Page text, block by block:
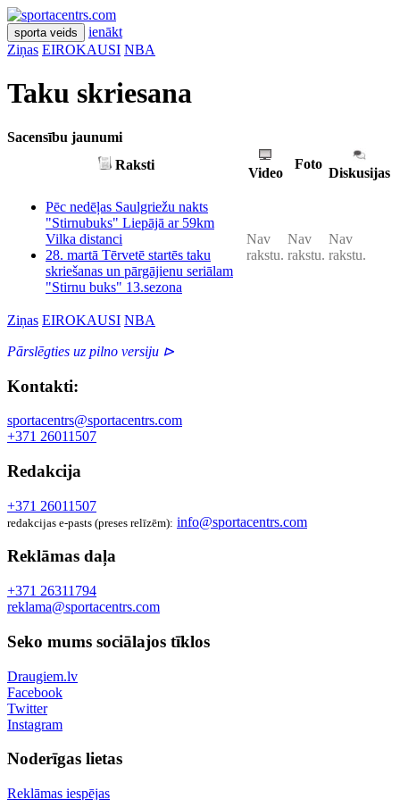
sporta veids
ienākt
Ziņas EIROKAUSI NBA
Taku skriesana
Sacensību jaunumi
Raksti
Video
Foto
Diskusijas
Pēc nedēļas Saulgriežu nakts
"Stirnubuks" Liepājā ar 59km
Vilka distanci
28. martā Tērvetē startēs taku
skriešanas un pārgājienu seriālam
"Stirnu buks" 13.sezona
Nav
rakstu.
Nav
rakstu.
Nav
rakstu.
Ziņas EIROKAUSI NBA
Pārslēgties uz pilno versiju ⊳
Kontakti:
sportacentrs@sportacentrs.com
+371 26011507
Redakcija
+371 26011507
redakcijas e-pasts (preses relīzēm): info@sportacentrs.com
Reklāmas daļa
+371 26311794
reklama@sportacentrs.com
Seko mums sociālajos tīklos
Draugiem.lv
Facebook
Twitter
Instagram
Noderīgas lietas
Reklāmas iespējas